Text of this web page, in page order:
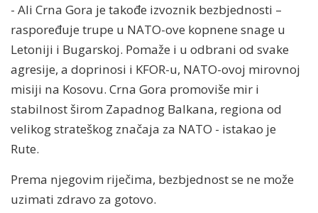
- Ali Crna Gora je takođe izvoznik bezbjednosti –
raspoređuje trupe u NATO-ove kopnene snage u
Letoniji i Bugarskoj. Pomaže i u odbrani od svake
agresije, a doprinosi i KFOR-u, NATO-ovoj mirovnoj
misiji na Kosovu. Crna Gora promoviše mir i
stabilnost širom Zapadnog Balkana, regiona od
velikog strateškog značaja za NATO - istakao je
Rute.
Prema njegovim riječima, bezbjednost se ne može
uzimati zdravo za gotovo.